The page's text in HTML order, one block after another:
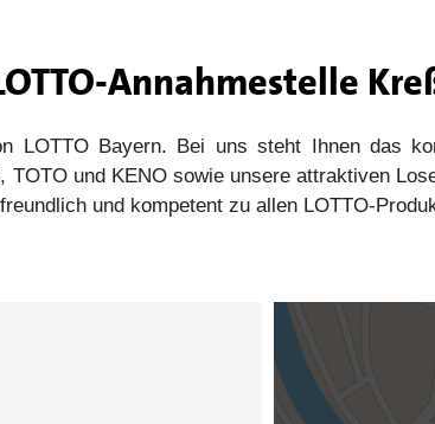
Annahmestelle
LOTTO Bayern. Bei uns steht Ihnen das
und KENO sowie unsere attraktiven
und kompetent zu allen LOTTO-